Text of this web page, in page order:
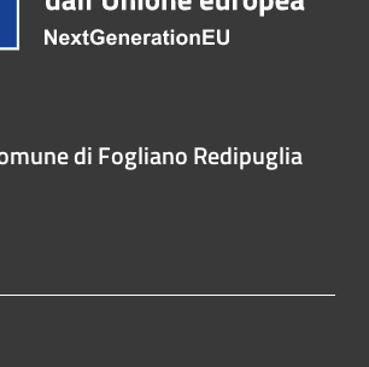
di Fogliano Redipuglia